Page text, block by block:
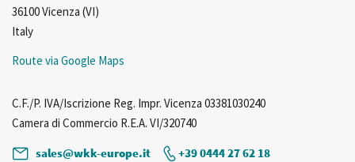
36100 Vicenza (VI)
Italy
Route via Google Maps
C.F./P. IVA/Iscrizione Reg. Impr. Vicenza 03381030240
Camera di Commercio R.E.A. VI/320740
sales@wkk-europe.it
+39 0444 27 62 18